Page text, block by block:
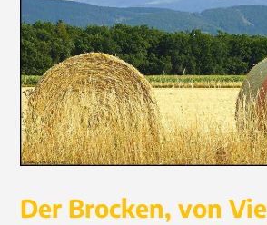
Der Brocken, von